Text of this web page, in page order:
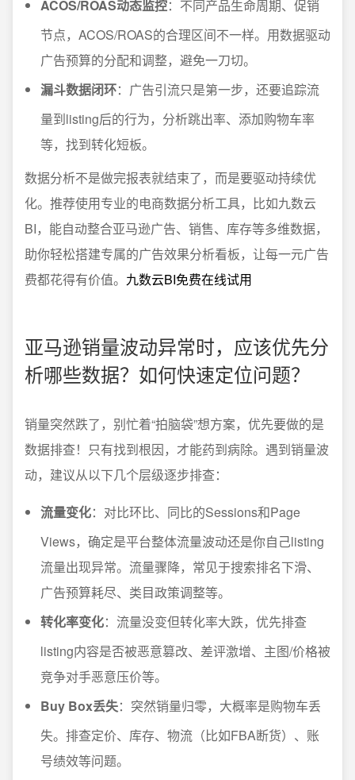
ACOS/ROAS动态监控：不同产品生命周期、促销
节点，ACOS/ROAS的合理区间不一样。用数据驱动
广告预算的分配和调整，避免一刀切。
漏斗数据闭环：广告引流只是第一步，还要追踪流
量到listing后的行为，分析跳出率、添加购物车率
等，找到转化短板。
数据分析不是做完报表就结束了，而是要驱动持续优
化。推荐使用专业的电商数据分析工具，比如九数云
BI，能自动整合亚马逊广告、销售、库存等多维数据，
助你轻松搭建专属的广告效果分析看板，让每一元广告
费都花得有价值。 九数云BI免费在线试用
亚马逊销量波动异常时，应该优先分
析哪些数据？如何快速定位问题？
销量突然跌了，别忙着“拍脑袋”想方案，优先要做的是
数据排查！只有找到根因，才能药到病除。遇到销量波
动，建议从以下几个层级逐步排查：
流量变化：对比环比、同比的Sessions和Page
Views，确定是平台整体流量波动还是你自己listing
流量出现异常。流量骤降，常见于搜索排名下滑、
广告预算耗尽、类目政策调整等。
转化率变化：流量没变但转化率大跌，优先排查
listing内容是否被恶意篡改、差评激增、主图/价格被
竞争对手恶意压价等。
Buy Box丢失：突然销量归零，大概率是购物车丢
失。排查定价、库存、物流（比如FBA断货）、账
号绩效等问题。